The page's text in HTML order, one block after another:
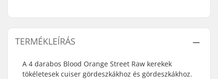
TERMÉKLEÍRÁS
A 4 darabos Blood Orange Street Raw kerekek
tökéletesek cuiser gördeszkákhoz és gördeszkákhoz.